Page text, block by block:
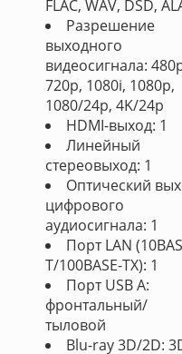
FLAC, WAV, DSD,
Разрешение
выходного
видеосигнала:
720p, 1080i, 1080p,
1080/24p, 4K/24p
HDMI-выход: 1
Линейный
стереовыход: 1
Оптический
цифрового
аудиосигнала: 1
Порт LAN
T/100BASE-TX): 1
Порт USB A:
фронтальный/
тыловой
Blu-ray 3D/2D: